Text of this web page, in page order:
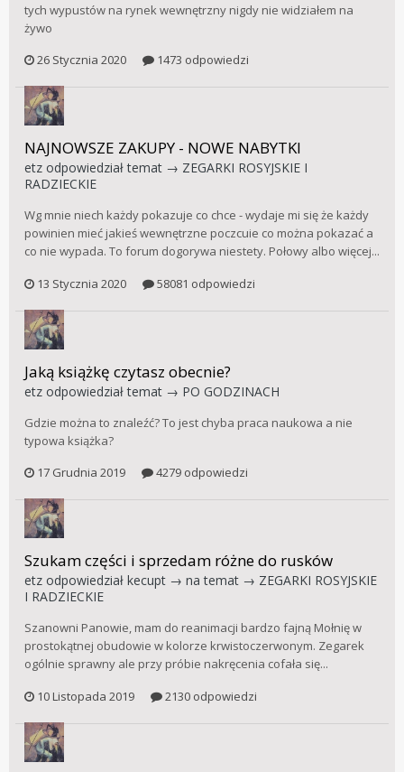
tych wypustów na rynek wewnętrzny nigdy nie widziałem na
żywo
26 Stycznia 2020
1473 odpowiedzi
NAJNOWSZE ZAKUPY - NOWE NABYTKI
etz odpowiedział temat → ZEGARKI ROSYJSKIE I
RADZIECKIE
Wg mnie niech każdy pokazuje co chce - wydaje mi się że każdy
powinien mieć jakieś wewnętrzne poczcuie co można pokazać a
co nie wypada. To forum dogorywa niestety. Połowy albo więcej...
13 Stycznia 2020
58081 odpowiedzi
Jaką książkę czytasz obecnie?
etz odpowiedział temat → PO GODZINACH
Gdzie można to znaleźć? To jest chyba praca naukowa a nie
typowa książka?
17 Grudnia 2019
4279 odpowiedzi
Szukam części i sprzedam różne do rusków
etz odpowiedział kecupt → na temat → ZEGARKI ROSYJSKIE
I RADZIECKIE
Szanowni Panowie, mam do reanimacji bardzo fajną Mołnię w
prostokątnej obudowie w kolorze krwistoczerwonym. Zegarek
ogólnie sprawny ale przy próbie nakręcenia cofała się...
10 Listopada 2019
2130 odpowiedzi